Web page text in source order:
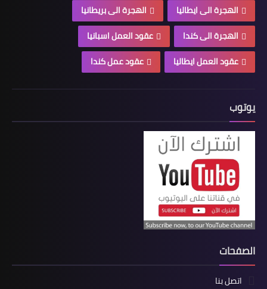
الهجرة الى ايطاليا
الهجرة الى بريطانيا
الهجرة الى كندا
عقود العمل اسبانيا
عقود العمل ايطاليا
عقود عمل كندا
يوتوب
الصفحات
اتصل بنا